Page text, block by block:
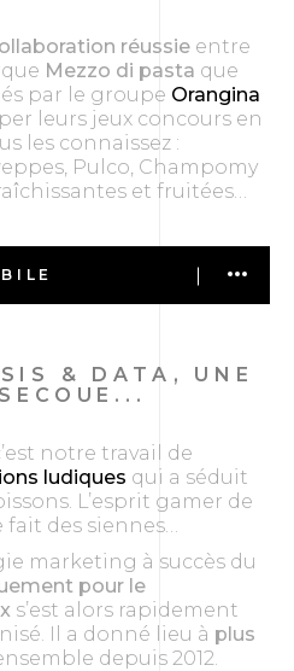
réussie entre
Mezzo di pasta que
par le groupe Orangina
leurs jeux concours en
les connaissez :
Pulco, Champomy
et fruitées…
& DATA, UNE
notre travail de
ludiques qui a séduit
L’esprit gamer de
des siennes…
marketing à succès du
pour le
s’est alors rapidement
Il a donné lieu à plus
depuis 2012.